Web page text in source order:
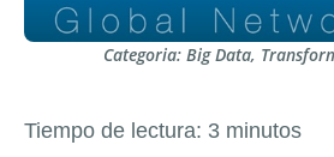
Categoria: Big Data,
Tiempo de lectura: 3 minutos